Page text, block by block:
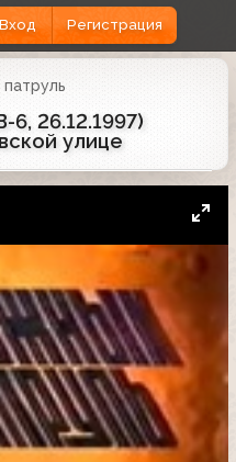
Вход Регистрация
26.12.1997)
улице